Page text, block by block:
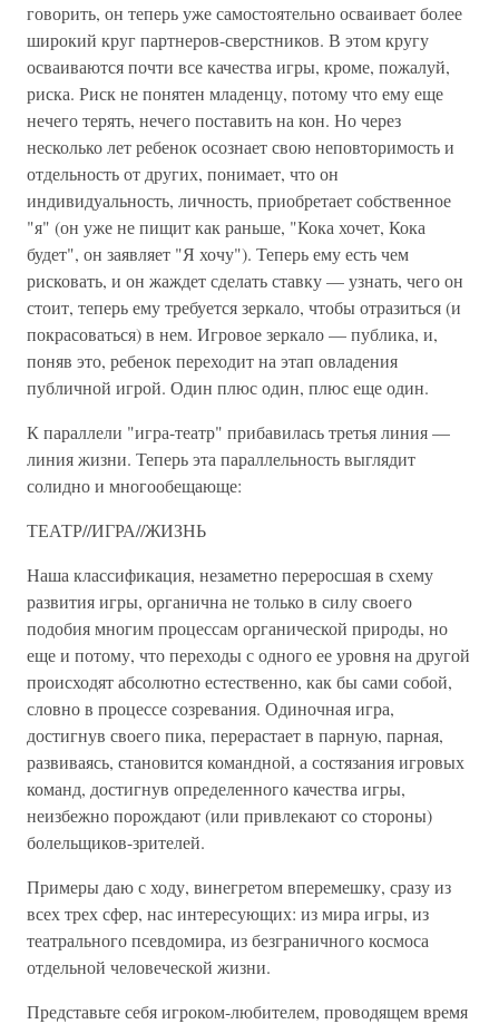
говорить, он теперь уже самостоятельно осваивает более
широкий круг партнеров-сверстников. В этом кругу
осваиваются почти все качества игры, кроме, пожалуй,
риска. Риск не понятен младенцу, потому что ему еще
нечего терять, нечего поставить на кон. Но через
несколько лет ребенок осознает свою неповторимость и
отдельность от других, понимает, что он
индивидуальность, личность, приобретает собственное
"я" (он уже не пищит как раньше, "Кока хочет, Кока
будет", он заявляет "Я хочу"). Теперь ему есть чем
рисковать, и он жаждет сделать ставку — узнать, чего он
стоит, теперь ему требуется зеркало, чтобы отразиться (и
покрасоваться) в нем. Игровое зеркало — публика, и,
поняв это, ребенок переходит на этап овладения
публичной игрой. Один плюс один, плюс еще один.
К параллели "игра-театр" прибавилась третья линия —
линия жизни. Теперь эта параллельность выглядит
солидно и многообещающе:
ТЕАТР//ИГРА//ЖИЗНЬ
Наша классификация, незаметно переросшая в схему
развития игры, органична не только в силу своего
подобия многим процессам органической природы, но
еще и потому, что переходы с одного ее уровня на другой
происходят абсолютно естественно, как бы сами собой,
словно в процессе созревания. Одиночная игра,
достигнув своего пика, перерастает в парную, парная,
развиваясь, становится командной, а состязания игровых
команд, достигнув определенного качества игры,
неизбежно порождают (или привлекают со стороны)
болельщиков-зрителей.
Примеры даю с ходу, винегретом вперемешку, сразу из
всех трех сфер, нас интересующих: из мира игры, из
театрального псевдомира, из безграничного космоса
отдельной человеческой жизни.
Представьте себя игроком-любителем, проводящем время